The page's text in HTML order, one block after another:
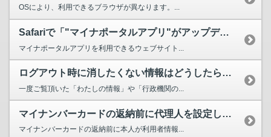
OSにより、利用できるブラウザが異なります。...
Safariで「"マイナポータルアプリ"がアップデートされ、追加のアクセス権を要求しています。...
マイナポータルアプリを利用できるウェブサイト...
ログアウト時に消したくない情報はどうしたらよいですか。
一度ご覧頂いた「わたしの情報」や「行政機関の...
マイナンバーカードの返納前に代理人を設定していない場合、本人の利用者情報を削除する手段はありますか？
マイナンバーカードの返納前に本人が利用者情報...